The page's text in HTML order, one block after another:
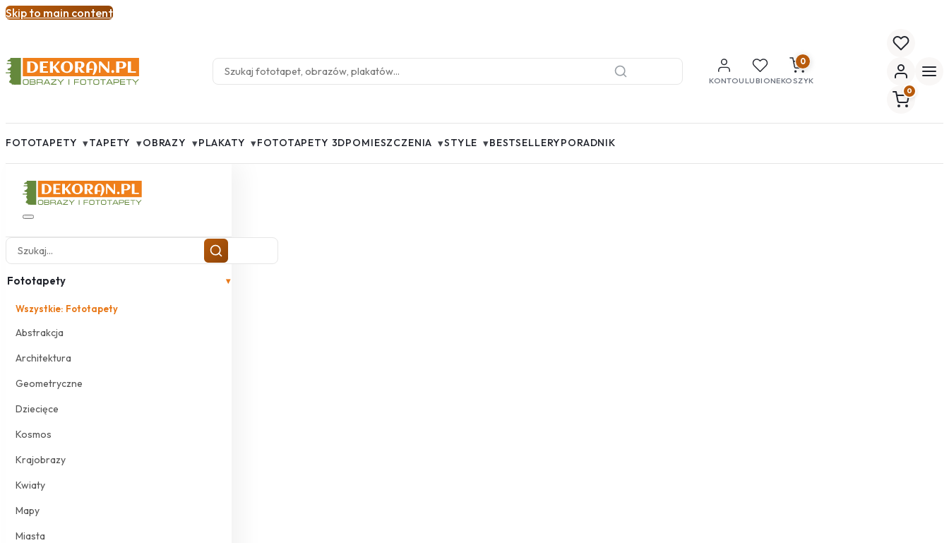
Skip to main content
KONTOULUBIONE
0
KOSZYK
0
FOTOTAPETY ▾TAPETY ▾OBRAZY ▾PLAKATY ▾FOTOTAPETY 3DPOMIESZCZENIA ▾STYLE ▾BESTSELLERYPORADNIK
Fototapety ▾
Wszystkie: Fototapety
Abstrakcja
Architektura
Geometryczne
Dziecięce
Kosmos
Krajobrazy
Kwiaty
Mapy
Miasta